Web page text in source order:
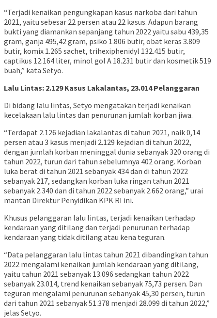
“Terjadi kenaikan pengungkapan kasus narkoba dari tahun
2021, yaitu sebesar 22 persen atau 22 kasus. Adapun barang
bukti yang diamankan sepanjang tahun 2022 yaitu sabu 439,35
gram, ganja 495,42 gram, psiko 1.806 butir, obat keras 3.809
butir, komix 1.265 sachet, trihexiphenidyl 132.415 butir,
captikus 12.164 liter, minol gol A 18.231 butir dan kosmetik 519
buah,” kata Setyo.
Lalu Lintas: 2.129 Kasus Lakalantas, 23.014 Pelanggaran
Di bidang lalu lintas, Setyo mengatakan terjadi kenaikan
kecelakaan lalu lintas dan penurunan jumlah korban jiwa.
“Terdapat 2.126 kejadian lakalantas di tahun 2021, naik 0,14
persen atau 3 kasus menjadi 2.129 kejadian di tahun 2022,
dengan jumlah korban meninggal dunia sebanyak 320 orang di
tahun 2022, turun dari tahun sebelumnya 402 orang. Korban
luka berat di tahun 2021 sebanyak 434 dan di tahun 2022
sebanyak 217, sedangkan korban luka ringan tahun 2021
sebanyak 2.340 dan di tahun 2022 sebanyak 2.662 orang,” urai
mantan Direktur Penyidikan KPK RI ini.
Khusus pelanggaran lalu lintas, terjadi kenaikan terhadap
kendaraan yang ditilang dan terjadi penurunan terhadap
kendaraan yang tidak ditilang atau kena teguran.
“Data pelanggaran lalu lintas tahun 2021 dibandingkan tahun
2022 mengalami kenaikan jumlah kendaraan yang ditilang,
yaitu tahun 2021 sebanyak 13.096 sedangkan tahun 2022
sebanyak 23.014, trend kenaikan sebanyak 75,73 persen. Dan
teguran mengalami penurunan sebanyak 45,30 persen, turun
dari tahun 2021 sebanyak 51.378 menjadi 28.099 di tahun 2022,”
jelas Setyo.